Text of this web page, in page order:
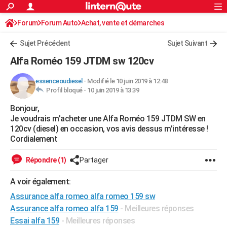
ACTUALITÉS
Politique
Société
Faits Divers
Education
Monde
Villes
+
FINANCE
Retraite
Impôts
Epargne
Immobilier
Risques naturels par ville
Banque
Assurance
Crédit
AUTO
Essais
Réserver un essai
Citadines
Berlines
SUV
Forum auto
+HIGH-TECH
Mobiles
Meilleur smartphone
Internet
Ordinateurs
Jeux vidéo
Guide high-tech
BRICOLAGE
Forum
Aménagement intérieur
Extérieur
Cuisine
Salle de bains
Jardinage
Rangement
WEEK-END
LIFESTYLE
Art de vivre
Bien-être
Loisirs
Mode
Modes de vie
SANTE
Alimentation
Guide de la santé
Maladies
Médicaments
Sommeil
VOYAGE
S'inscrire
Connexion
Forum Forum Auto Achat, vente et démarches
Avis sur les modèles
Sujet Précédent Sujet Suivant
Alfa Roméo 159 JTDM sw 120cv
essenceoudiesel - Modifié le 10 juin 2019 à 12:48
Profil bloqué - 10 juin 2019 à 13:39
Bonjour,
Je voudrais m'acheter une Alfa Roméo 159 JTDM SW en
120cv (diesel) en occasion, vos avis dessus m'intéresse !
Cordialement
Répondre (1) Partager
A voir également:
Assurance alfa romeo alfa romeo 159 sw
Assurance alfa romeo alfa 159 - Meilleures réponses
Essai alfa 159 - Meilleures réponses